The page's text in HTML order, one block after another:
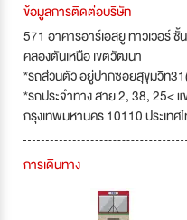
ข้อมูลการติดต่อบริษัท
571 อาคารอาร์เอสยู ทาวเวอร์
คลองตันเหนือ เขตวัฒนา
*รถส่วนตัว อยู่ปากซอยสุขุมวิท
*รถประจำทาง สาย 2, 38, 25<
กรุงเทพมหานคร 10110 ประเทศ
การเดินทาง